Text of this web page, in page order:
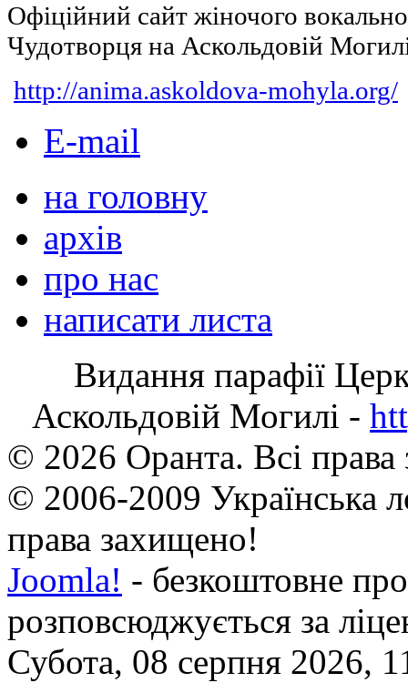
Офіційний сайт жіночого
Чудотворця на Аскольдовій
http://anima.askoldova-mohyla.org/
E-mail
на головну
архів
про нас
написати листа
Видання парафії
Аскольдовій Могилі -
© 2026 Оранта. Всі
© 2006-2009 Українська
права захищено!
Joomla! - безкоштовне
розповсюджується за
Субота, 08 серпня 2026,